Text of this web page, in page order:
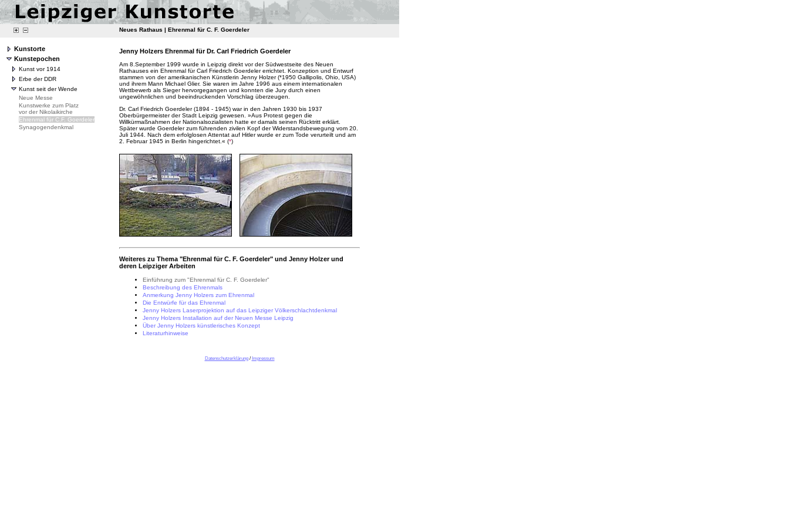
Kunstorte
Kunstepochen
Kunst vor 1914
Erbe der DDR
Kunst seit der Wende
Neue Messe
Kunstwerke zum Platz
vor der Nikolaikirche
Ehrenmal für C.F. Goerdeler
Synagogendenkmal
Neues Rathaus | Ehrenmal für C. F. Goerdeler
Jenny Holzers Ehrenmal für Dr. Carl Friedrich Goerdeler
Am 8.September 1999 wurde in Leipzig direkt vor der Südwestseite des Neuen
Rathauses ein Ehrenmal für Carl Friedrich Goerdeler errichtet. Konzeption und Entwurf
stammen von der amerikanischen Künstlerin Jenny Holzer (*1950 Gallipolis, Ohio, USA)
und ihrem Mann Michael Glier. Sie waren im Jahre 1996 aus einem internationalen
Wettbewerb als Sieger hervorgegangen und konnten die Jury durch einen
ungewöhnlichen und beeindruckenden Vorschlag überzeugen.
Dr. Carl Friedrich Goerdeler (1894 - 1945) war in den Jahren 1930 bis 1937
Oberbürgermeister der Stadt Leipzig gewesen. »Aus Protest gegen die
Willkürmaßnahmen der Nationalsozialisten hatte er damals seinen Rücktritt erklärt.
Später wurde Goerdeler zum führenden zivilen Kopf der Widerstandsbewegung vom 20.
Juli 1944. Nach dem erfolglosen Attentat auf Hitler wurde er zum Tode verurteilt und am
2. Februar 1945 in Berlin hingerichtet.« (*)
Weiteres zu Thema "Ehrenmal für C. F. Goerdeler" und Jenny Holzer und
deren Leipziger Arbeiten
Einführung zum "Ehrenmal für C. F. Goerdeler"
Beschreibung des Ehrenmals
Anmerkung Jenny Holzers zum Ehrenmal
Die Entwürfe für das Ehrenmal
Jenny Holzers Laserprojektion auf das Leipziger Völkerschlachtdenkmal
Jenny Holzers Installation auf der Neuen Messe Leipzig
Über Jenny Holzers künstlerisches Konzept
Literaturhinweise
Datenschutzerklärung/ Impressum